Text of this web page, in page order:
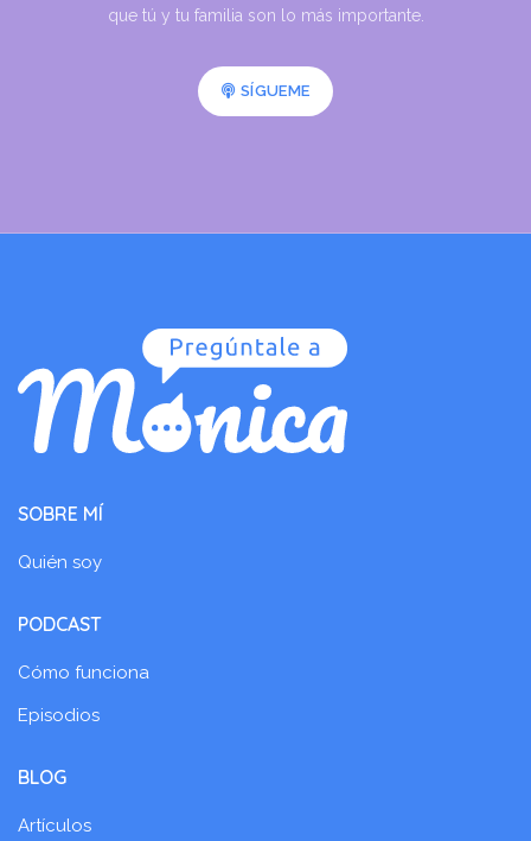
que tú y tu familia son lo más importante.
SÍGUEME
SOBRE MÍ
Quién soy
PODCAST
Cómo funciona
Episodios
BLOG
Artículos